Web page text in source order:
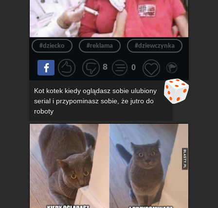
#dziecko #reklama #dziewczynka
8 0
Kot kotek kiedy oglądasz sobie ulubiony
serial i przypominasz sobie, że jutro do
roboty